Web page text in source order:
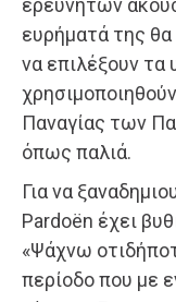
ερευνητών
ευρήματά της
να επιλέξουν τα
Παναγίας των
όπως παλιά.
Για να
Pardoën έχει
«Ψάχνω
περίοδο που με